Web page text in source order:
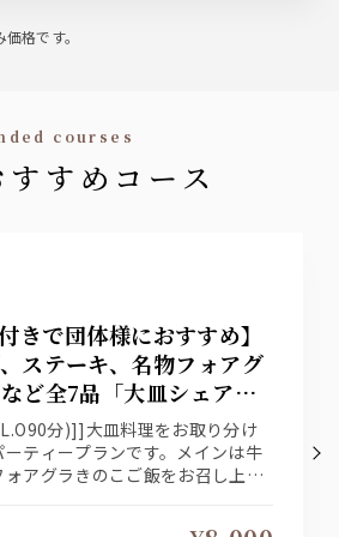
ク・モスコミュール・スクリュードラ
・カシスオレンジ・カシスグレープ
ーロン
コーラ・オレンジジュース・グレープ
ップルジュース・パイナップルジュ
ス・烏龍茶
格です。
courses
すすめコース
きで団体様におすすめ】
ステーキ、名物フォアグ
ど全7品「大皿シェアコ
(税込)分)]]大皿料理をお取り分け
ティープランです。メインは牛
アグラきのこご飯をお召し上が